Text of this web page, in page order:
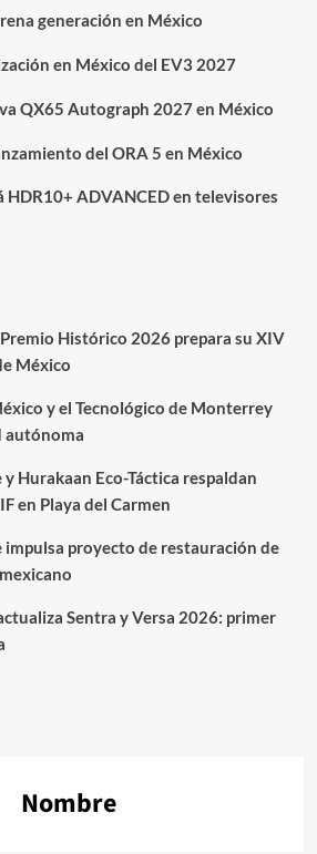
generación en México
en México del EV3 2027
QX65 Autograph 2027 en México
del ORA 5 en México
ADVANCED en televisores
Histórico 2026 prepara su XIV
México
y el Tecnológico de Monterrey
autónoma
y Hurakaan Eco-Táctica respaldan
en Playa del Carmen
impulsa proyecto de restauración de
Sentra y Versa 2026: primer
Nombre